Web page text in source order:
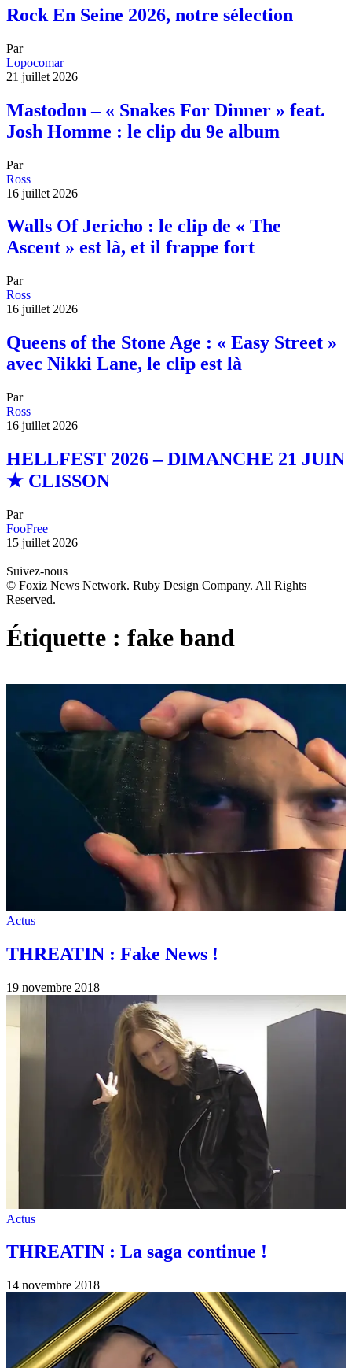
Rock En Seine 2026, notre sélection
Par
Lopocomar
21 juillet 2026
Mastodon – « Snakes For Dinner » feat.
Josh Homme : le clip du 9e album
Par
Ross
16 juillet 2026
Walls Of Jericho : le clip de « The
Ascent » est là, et il frappe fort
Par
Ross
16 juillet 2026
Queens of the Stone Age : « Easy Street »
avec Nikki Lane, le clip est là
Par
Ross
16 juillet 2026
HELLFEST 2026 – DIMANCHE 21 JUIN
★ CLISSON
Par
FooFree
15 juillet 2026
Suivez-nous
© Foxiz News Network. Ruby Design Company. All Rights
Reserved.
Étiquette : fake band
Actus
THREATIN : Fake News !
19 novembre 2018
Actus
THREATIN : La saga continue !
14 novembre 2018